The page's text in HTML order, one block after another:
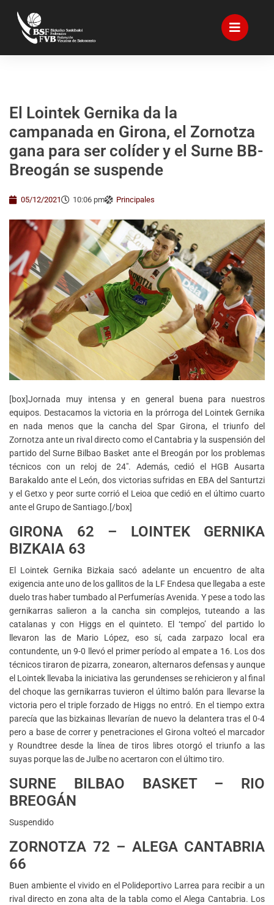
El Lointek Gernika da la
campanada en Girona, el Zornotza
gana para ser colíder y el Surne BB-
Breogán se suspende
05/12/2021 10:06 pm Principales
[box]Jornada muy intensa y en general buena para nuestros
equipos. Destacamos la victoria en la prórroga del Lointek Gernika
en nada menos que la cancha del Spar Girona, el triunfo del
Zornotza ante un rival directo como el Cantabria y la suspensión del
partido del Surne Bilbao Basket ante el Breogán por los problemas
técnicos con un reloj de 24″. Además, cedió el HGB Ausarta
Barakaldo ante el León, dos victorias sufridas en EBA del Santurtzi
y el Getxo y peor surte corrió el Leioa que cedió en el último cuarto
ante el Grupo de Santiago.[/box]
GIRONA 62 – LOINTEK GERNIKA
BIZKAIA 63
El Lointek Gernika Bizkaia sacó adelante un encuentro de alta
exigencia ante uno de los gallitos de la LF Endesa que llegaba a este
duelo tras haber tumbado al Perfumerías Avenida. Y pese a todo las
gernikarras salieron a la cancha sin complejos, tuteando a las
catalanas y con Higgs en el quinteto. El ‘tempo’ del partido lo
llevaron las de Mario López, eso sí, cada zarpazo local era
contundente, un 9-0 llevó el primer período al empate a 16. Los dos
técnicos tiraron de pizarra, zonearon, alternaros defensas y aunque
el Lointek llevaba la iniciativa las gerundenses se rehicieron y al final
del choque las gernikarras tuvieron el último balón para llevarse la
victoria pero el triple forzado de Higgs no entró. En el tiempo extra
parecía que las bizkainas llevarían de nuevo la delantera tras el 0-4
pero a base de correr y penetraciones el Girona volteó el marcador
y Roundtree desde la línea de tiros libres otorgó el triunfo a las
suyas porque las de Julbe no acertaron con el último tiro.
SURNE BILBAO BASKET – RIO
BREOGÁN
Suspendido
ZORNOTZA 72 – ALEGA CANTABRIA
66
Buen ambiente el vivido en el Polideportivo Larrea para recibir a un
rival directo en zona alta de la tabla como el Alega Cantabria. Los